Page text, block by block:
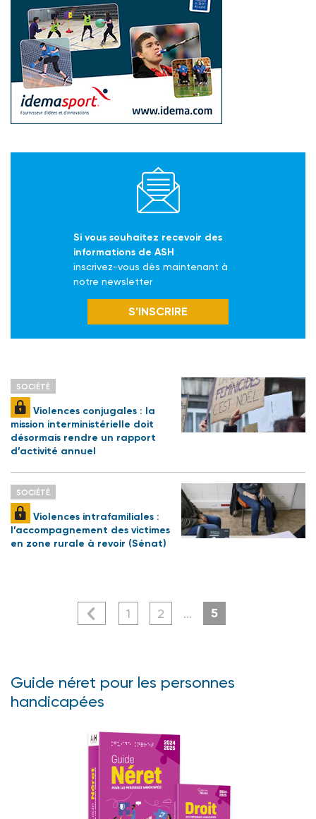
Si vous souhaitez recevoir des
informations de ASH
inscrivez-vous dès maintenant à
notre newsletter
S’INSCRIRE
SOCIÉTÉ
Violences conjugales : la
mission interministérielle doit
désormais rendre un rapport
d’activité annuel
SOCIÉTÉ
Violences intrafamiliales :
l’accompagnement des victimes
en zone rurale à revoir (Sénat)
1 2 ... 5
Guide néret pour les personnes
handicapées